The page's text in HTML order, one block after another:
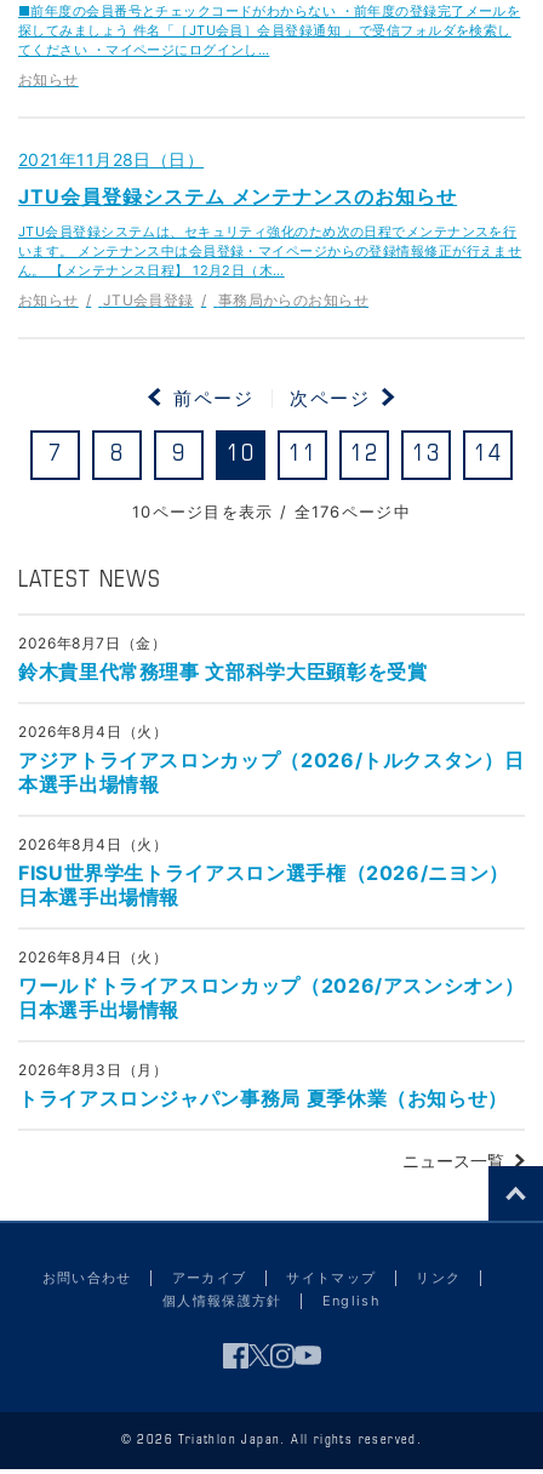
■前年度の会員番号とチェックコードがわからない ・前年度の登録完了メールを
探してみましょう 件名「［JTU会員］会員登録通知 」で受信フォルダを検索し
てください ・マイページにログインし…
お知らせ
2021年11月28日（日）
JTU会員登録システム メンテナンスのお知らせ
JTU会員登録システムは、セキュリティ強化のため次の日程でメンテナンスを行
います。 メンテナンス中は会員登録・マイページからの登録情報修正が行えませ
ん。 【メンテナンス日程】 12月2日（木…
お知らせ JTU会員登録 事務局からのお知らせ
10ページ目を表示 / 全176ページ中
前ページ
7 8 9 10 11 12 13 14
次ページ
LATEST NEWS
2026年8月7日（金）
鈴木貴里代常務理事 文部科学大臣顕彰を受賞
2026年8月4日（火）
アジアトライアスロンカップ（2026/トルクスタン）日
本選手出場情報
2026年8月4日（火）
FISU世界学生トライアスロン選手権（2026/ニヨン）
日本選手出場情報
2026年8月4日（火）
ワールドトライアスロンカップ（2026/アスンシオン）
日本選手出場情報
2026年8月3日（月）
トライアスロンジャパン事務局 夏季休業（お知らせ）
ニュース一覧
お問い合わせ アーカイブ サイトマップ
リンク
個人情報保護方針
English
© 2026 Triathlon Japan. All rights reserved.